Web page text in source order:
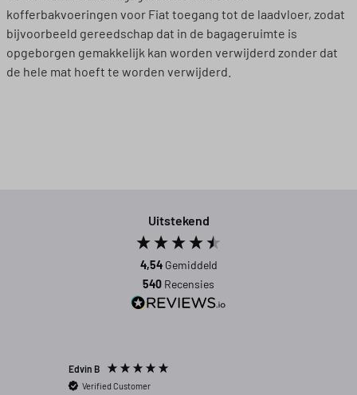
kofferbakvoeringen voor Fiat toegang tot de laadvloer, zodat
bijvoorbeeld gereedschap dat in de bagageruimte is
opgeborgen gemakkelijk kan worden verwijderd zonder dat
de hele mat hoeft te worden verwijderd.
Uitstekend
4,54 Gemiddeld
540 Recensies
Edvin B
Verified Customer